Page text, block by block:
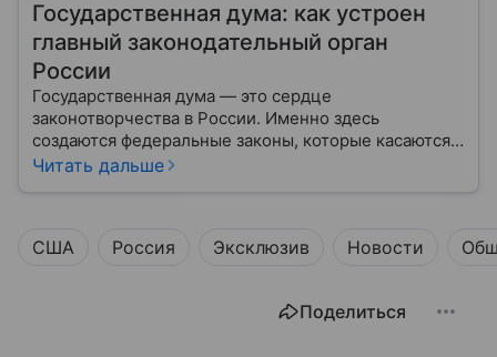
Государственная дума: как устроен
главный законодательный орган
России
Государственная дума — это сердце
законотворчества в России. Именно здесь
создаются федеральные законы, которые касаются
жизни каждого гражданина: от образования и
Читать дальше
США Россия Эксклюзив Новости
Поделиться